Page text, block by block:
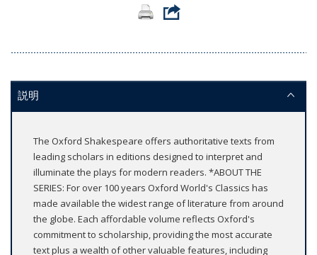
説明
The Oxford Shakespeare offers authoritative texts from
leading scholars in editions designed to interpret and
illuminate the plays for modern readers. *ABOUT THE
SERIES: For over 100 years Oxford World's Classics has
made available the widest range of literature from around
the globe. Each affordable volume reflects Oxford's
commitment to scholarship, providing the most accurate
text plus a wealth of other valuable features, including